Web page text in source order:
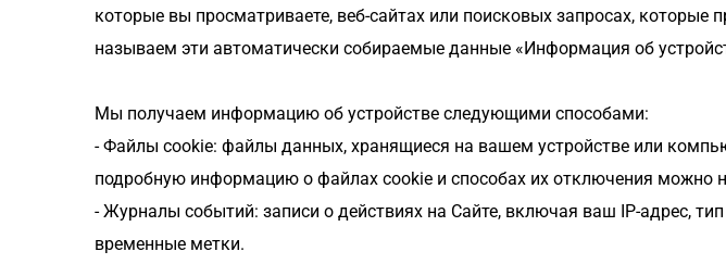
которые вы просматриваете, веб-сайтах или поисковых запросах,
называем эти автоматически собираемые данные «Информация об
Мы получаем информацию об устройстве следующими способами:
- Файлы cookie: файлы данных, хранящиеся на вашем устройстве или
подробную информацию о файлах cookie и способах их отключения можно
- Журналы событий: записи о действиях на Сайте, включая ваш IP-адрес,
временные метки.